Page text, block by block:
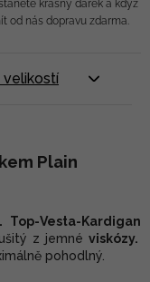
krásný dárek a když
od nás dopravu zdarma.
velikostí
Plain
Top-Vesta-Kardigan
z jemnéviskózy.
pohodlný.